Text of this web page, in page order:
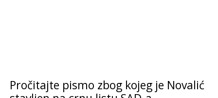
Pročitajte pismo zbog kojeg je Novalić